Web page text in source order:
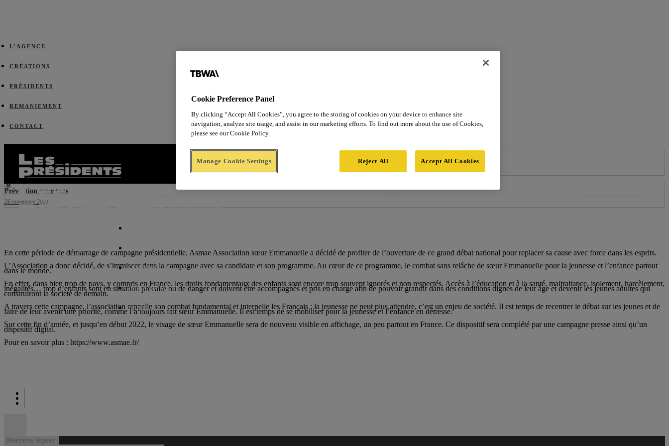
L’AGENCE
CRÉATIONS
PRÉSIDENTS
REMANIEMENT
CONTACT
CRÉATIONS
PRÉSIDENTS
REMANIEMENT
CONTACT
Prev
Gardons le réflexe des gestes barrières
27 octobre 2021
Next
0
Prévention pour tous
26 novembre 2021
En cette période de démarrage de campagne présidentielle, Asmae Association sœur Emmanuelle a décidé de profiter de l’ouverture de ce grand débat national pour replacer sa cause avec force dans les esprits.
L’Association a donc décidé, de s’immiscer dans la campagne avec sa candidate et son programme. Au cœur de ce programme, le combat sans relâche de sœur Emmanuelle pour la jeunesse et l’enfance partout
dans le monde.
En effet, dans bien trop de pays, y compris en France, les droits fondamentaux des enfants sont encore trop souvent ignorés et non respectés. Accès à l’éducation et à la santé, maltraitance, isolement, harcèlement,
inégalités… trop d’enfants sont en situation précaire ou de danger et doivent être accompagnés et pris en charge afin de pouvoir grandir dans des conditions dignes de leur âge et devenir les jeunes adultes qui
construiront la société de demain.
A travers cette campagne, l’association rappelle son combat fondamental et interpelle les Français : la jeunesse ne peut plus attendre, c’est un enjeu de société. Il est temps de recentrer le débat sur les jeunes et de
faire de leur avenir une priorité, comme l’a toujours fait sœur Emmanuelle. Il est temps de se mobiliser pour la jeunesse et l’enfance en détresse.
Sur cette fin d’année, et jusqu’en début 2022, le visage de sœur Emmanuelle sera de nouveau visible en affichage, un peu partout en France. Ce dispositif sera complété par une campagne presse ainsi qu’un
dispositif digital.
Pour en savoir plus : https://www.asmae.fr/
Mentions légales
Cookie Preference Panel
By clicking “Accept All Cookies”, you agree to the storing of cookies on your device to enhance site
navigation, analyze site usage, and assist in our marketing efforts. To find out more about the use of Cookies,
please see our Cookie Policy.
Reject All Accept All Cookies
Manage Cookie Settings